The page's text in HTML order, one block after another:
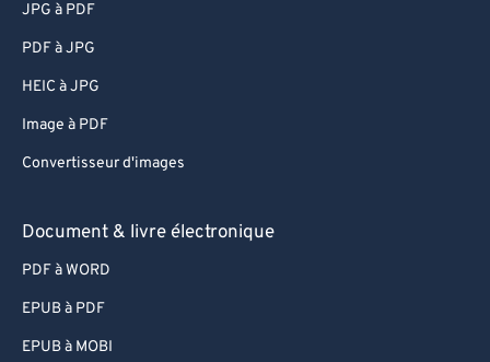
JPG à PDF
PDF à JPG
HEIC à JPG
Image à PDF
Convertisseur d'images
Document & livre électronique
PDF à WORD
EPUB à PDF
EPUB à MOBI